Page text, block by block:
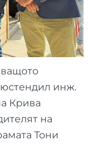
инж.
Крива
на
Тони